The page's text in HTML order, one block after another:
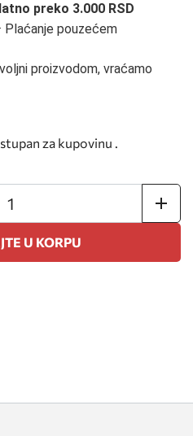
preko 3.000 RSD
Plaćanje pouzećem
proizvodom, vraćamo
za kupovinu .
U KORPU